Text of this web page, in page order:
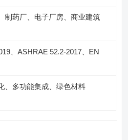
制药厂、电子厂房、商业建筑
、ASHRAE 52.2-2017、EN
、多功能集成、绿色材料